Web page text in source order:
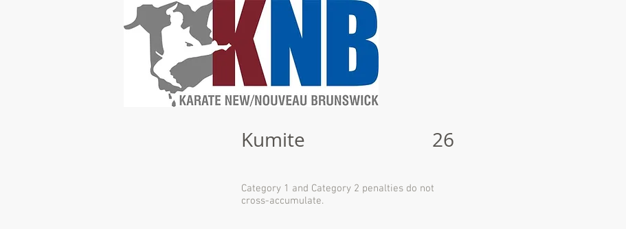
Kumite 26
Category 1 and Category 2 penalties do not
cross-accumulate.